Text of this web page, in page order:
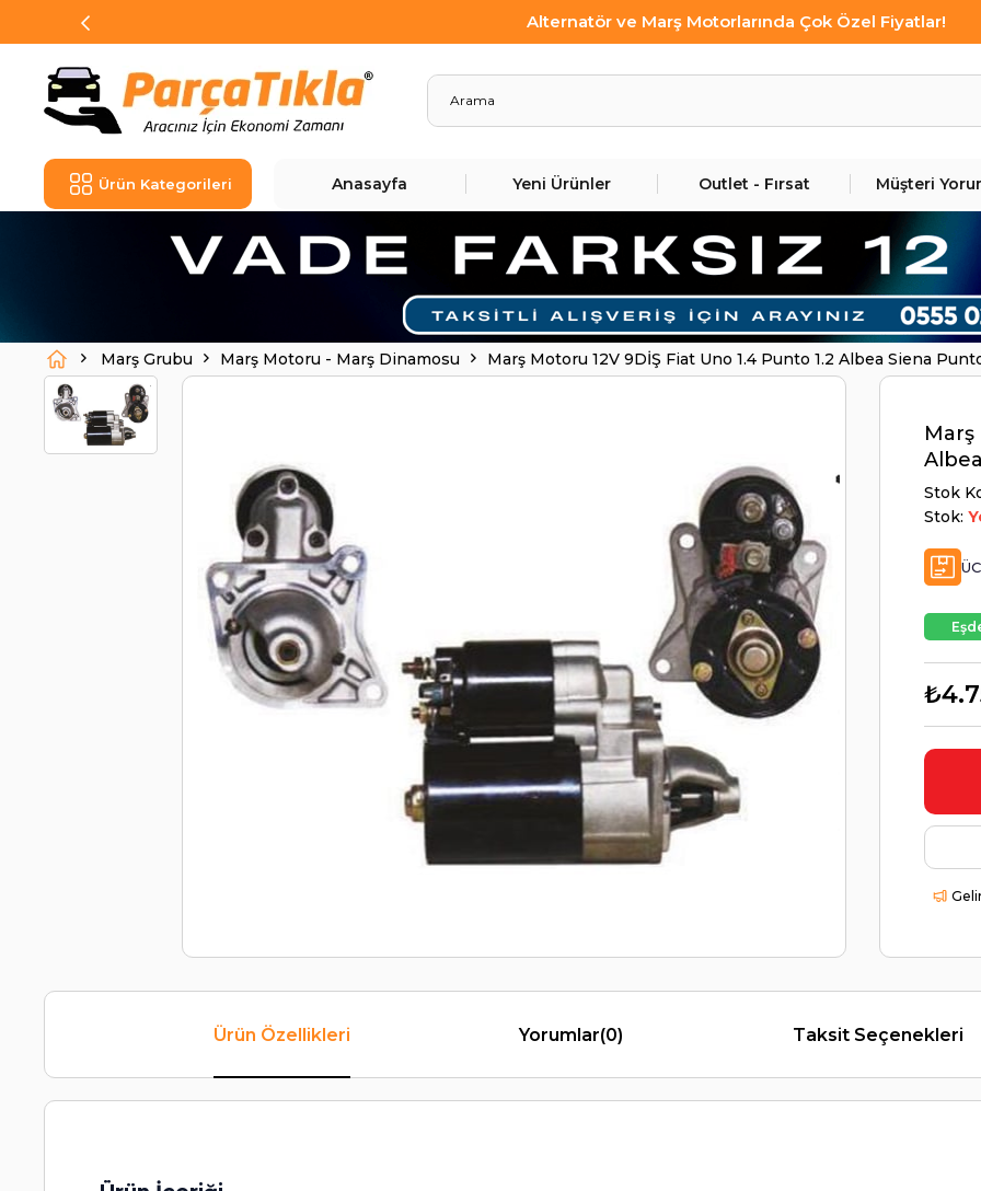
Alternatör ve Marş Motorlarında Çok Özel Fiyatlar!
Ürün Kategorileri Anasayfa Yeni Ürünler Outlet - Fırsat Müşteri
Marş Grubu Marş Motoru - Marş Dinamosu Marş Motoru 12V 9DİŞ Fiat Uno 1.4 Punto 1.2 Albea Siena
Marş
Stok
Stok:
Ürün Özellikleri Yorumlar(0) Taksit Seçenekleri